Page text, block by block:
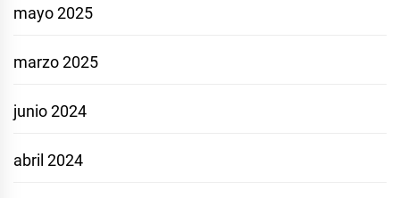
mayo 2025
marzo 2025
junio 2024
abril 2024